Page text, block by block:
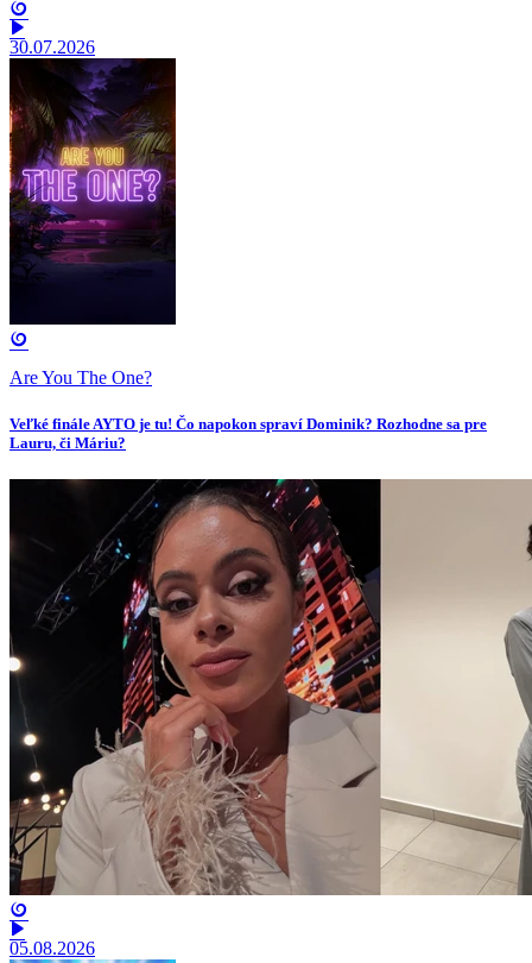
30.07.2026
Are You The One?
Veľké finále AYTO je tu! Čo napokon spraví Dominik? Rozhodne sa pre
Lauru, či Máriu?
05.08.2026